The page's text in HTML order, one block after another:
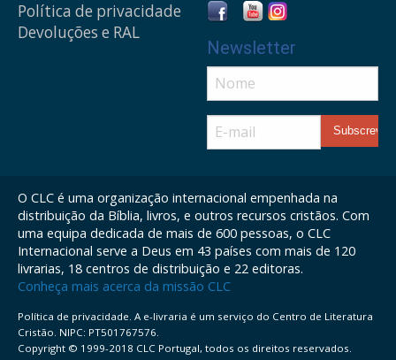
Política de privacidade
Devoluções e RAL
Newsletter
O CLC é uma organização internacional empenhada na
distribuição da Bíblia, livros, e outros recursos cristãos. Com
uma equipa dedicada de mais de 600 pessoas, o CLC
Internacional serve a Deus em 43 países com mais de 120
livrarias, 18 centros de distribuição e 22 editoras.
Conheça mais acerca da missão CLC
Política de privacidade. A e-livraria é um serviço do Centro de Literatura
Cristão. NIPC: PT501767576.
Copyright © 1999-2018 CLC Portugal, todos os direitos reservados.